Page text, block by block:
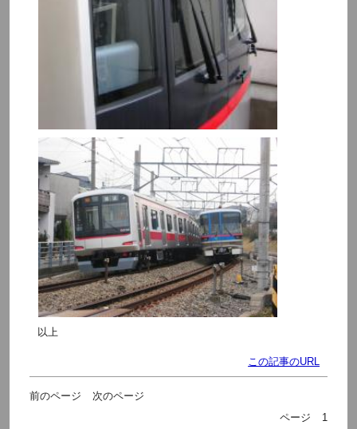
以上
この記事のURL
前のページ
次のページ
ページ
1